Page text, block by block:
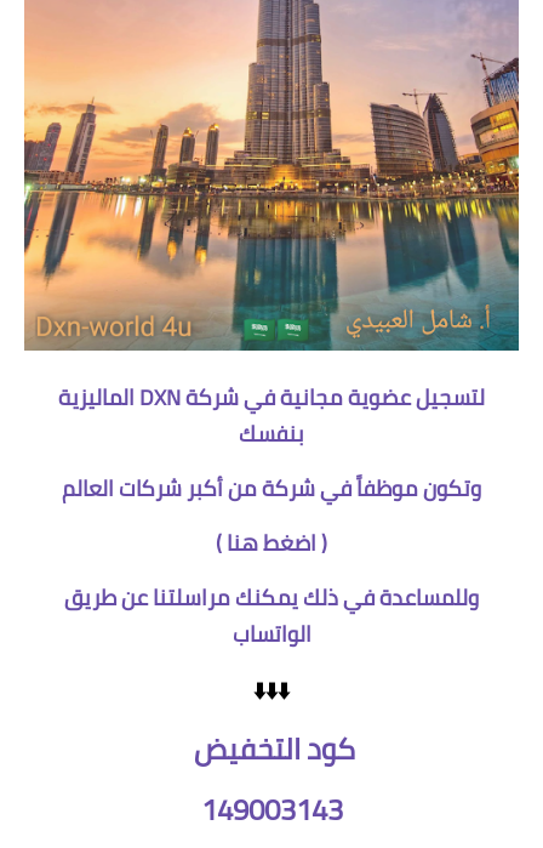
لتسجيل عضوية مجانية في شركة DXN الماليزية
بنفسك
وتكون موظفاً في شركة من أكبر شركات العالم
(اضغط هنا)
وللمساعدة في ذلك يمكنك مراسلتنا عن طريق
الواتساب
⬇️⬇️⬇️
كود التخفيض
149003143